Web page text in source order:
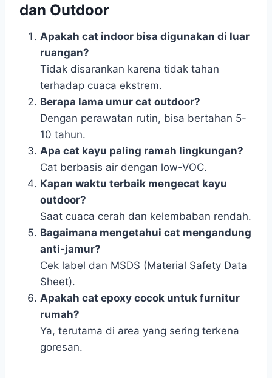
dan Outdoor
Apakah cat indoor bisa digunakan di luar
ruangan?
Tidak disarankan karena tidak tahan
terhadap cuaca ekstrem.
Berapa lama umur cat outdoor?
Dengan perawatan rutin, bisa bertahan 5-
10 tahun.
Apa cat kayu paling ramah lingkungan?
Cat berbasis air dengan low-VOC.
Kapan waktu terbaik mengecat kayu
outdoor?
Saat cuaca cerah dan kelembaban rendah.
Bagaimana mengetahui cat mengandung
anti-jamur?
Cek label dan MSDS (Material Safety Data
Sheet).
Apakah cat epoxy cocok untuk furnitur
rumah?
Ya, terutama di area yang sering terkena
goresan.